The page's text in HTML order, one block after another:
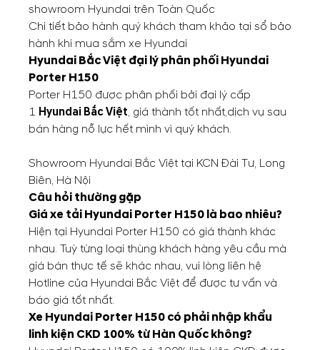
showroom Hyundai trên Toàn Quốc
Chi tiết bảo hành quý khách tham khảo tại sổ bảo
hành khi mua sắm xe Hyundai
Hyundai Bắc Việt đại lý phân phối Hyundai
Porter H150
Porter H150 được phân phối bởi đại lý cấp
1 Hyundai Bắc Việt, giá thành tốt nhất,dịch vụ sau
bán hàng nỗ lực hết mình vì quý khách.
Showroom Hyundai Bắc Việt tại KCN Đài Tư, Long
Biên, Hà Nội
Câu hỏi thường gặp
Giá xe tải Hyundai Porter H150 là bao nhiêu?
Hiện tại Hyundai Porter H150 có giá thành khác
nhau. Tuỳ từng loại thùng khách hàng yêu cầu mà
giá bán thực tế sẽ khác nhau, vui lòng liên hệ
Hotline của Hyundai Bắc Việt để được tư vấn và
báo giá tốt nhất.
Xe Hyundai Porter H150 có phải nhập khẩu
linh kiện CKD 100% từ Hàn Quốc không?